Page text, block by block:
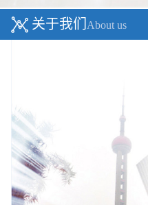
关于我们 About us